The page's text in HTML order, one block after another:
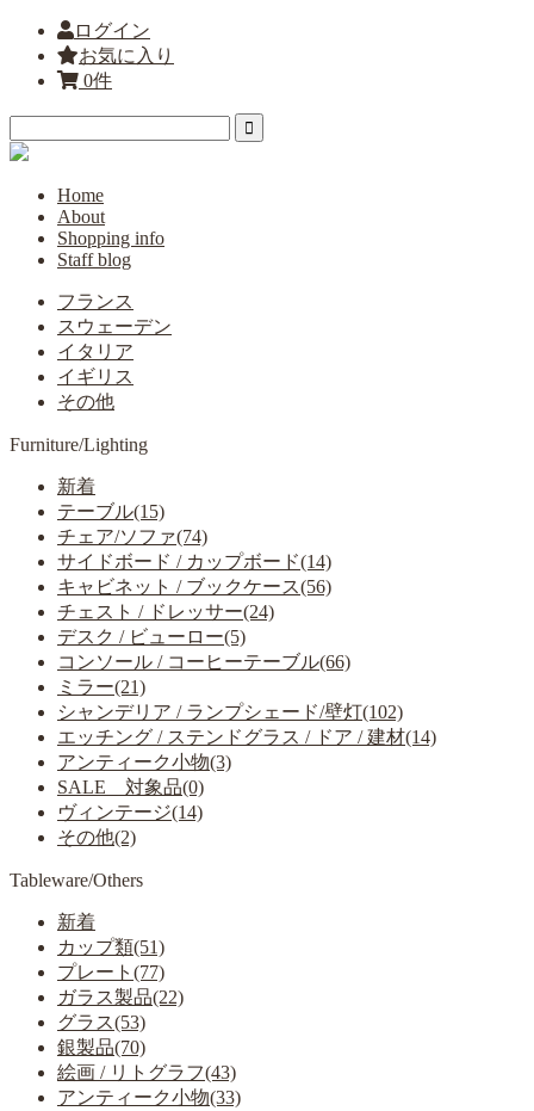
ログイン
お気に入り
0件
Home
About
Shopping info
Staff blog
フランス
スウェーデン
イタリア
イギリス
その他
Furniture/Lighting
新着
テーブル(15)
チェア/ソファ(74)
サイドボード / カップボード(14)
キャビネット / ブックケース(56)
チェスト / ドレッサー(24)
デスク / ビューロー(5)
コンソール / コーヒーテーブル(66)
ミラー(21)
シャンデリア / ランプシェード/壁灯(102)
エッチング / ステンドグラス / ドア / 建材(14)
アンティーク小物(3)
SALE 対象品(0)
ヴィンテージ(14)
その他(2)
Tableware/Others
新着
カップ類(51)
プレート(77)
ガラス製品(22)
グラス(53)
銀製品(70)
絵画 / リトグラフ(43)
アンティーク小物(33)